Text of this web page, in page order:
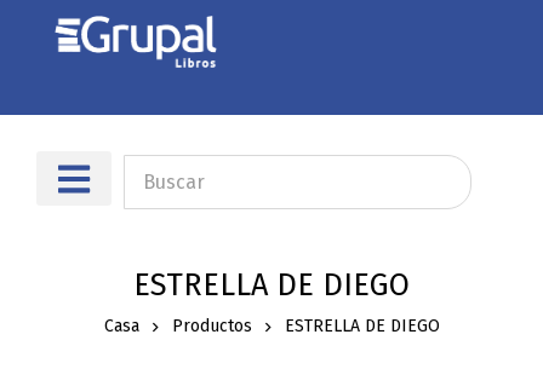
ESTRELLA DE DIEGO
Casa Productos ESTRELLA DE DIEGO